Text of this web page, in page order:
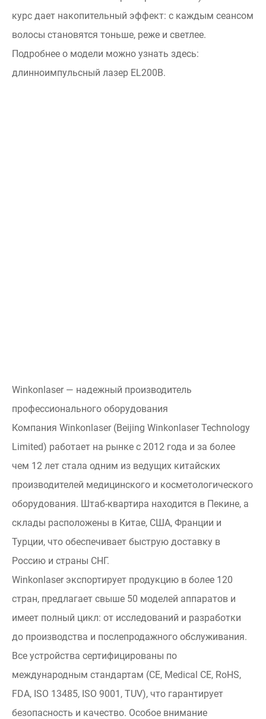
курс дает накопительный эффект: с каждым сеансом
волосы становятся тоньше, реже и светлее.
Подробнее о модели можно узнать здесь:
длинноимпульсный лазер EL200B.
Winkonlaser — надежный производитель
профессионального оборудования
Компания Winkonlaser (Beijing Winkonlaser Technology
Limited) работает на рынке с 2012 года и за более
чем 12 лет стала одним из ведущих китайских
производителей медицинского и косметологического
оборудования. Штаб-квартира находится в Пекине, а
склады расположены в Китае, США, Франции и
Турции, что обеспечивает быструю доставку в
Россию и страны СНГ.
Winkonlaser экспортирует продукцию в более 120
стран, предлагает свыше 50 моделей аппаратов и
имеет полный цикл: от исследований и разработки
до производства и послепродажного обслуживания.
Все устройства сертифицированы по
международным стандартам (CE, Medical CE, RoHS,
FDA, ISO 13485, ISO 9001, TUV), что гарантирует
безопасность и качество. Особое внимание